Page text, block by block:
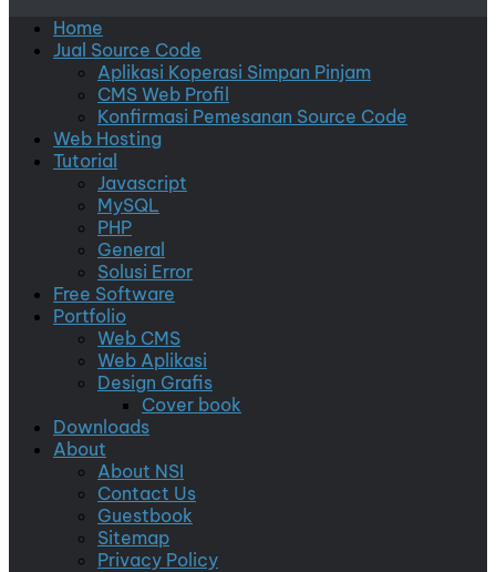
Home
Jual Source Code
Aplikasi Koperasi Simpan Pinjam
CMS Web Profil
Konfirmasi Pemesanan Source Code
Web Hosting
Tutorial
Javascript
MySQL
PHP
General
Solusi Error
Free Software
Portfolio
Web CMS
Web Aplikasi
Design Grafis
Cover book
Downloads
About
About NSI
Contact Us
Guestbook
Sitemap
Privacy Policy